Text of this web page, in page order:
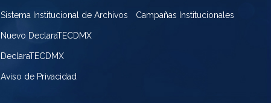
Sistema Institucional de Archivos
Nuevo DeclaraTECDMX
DeclaraTECDMX
Aviso de Privacidad
Campañas Institucionales